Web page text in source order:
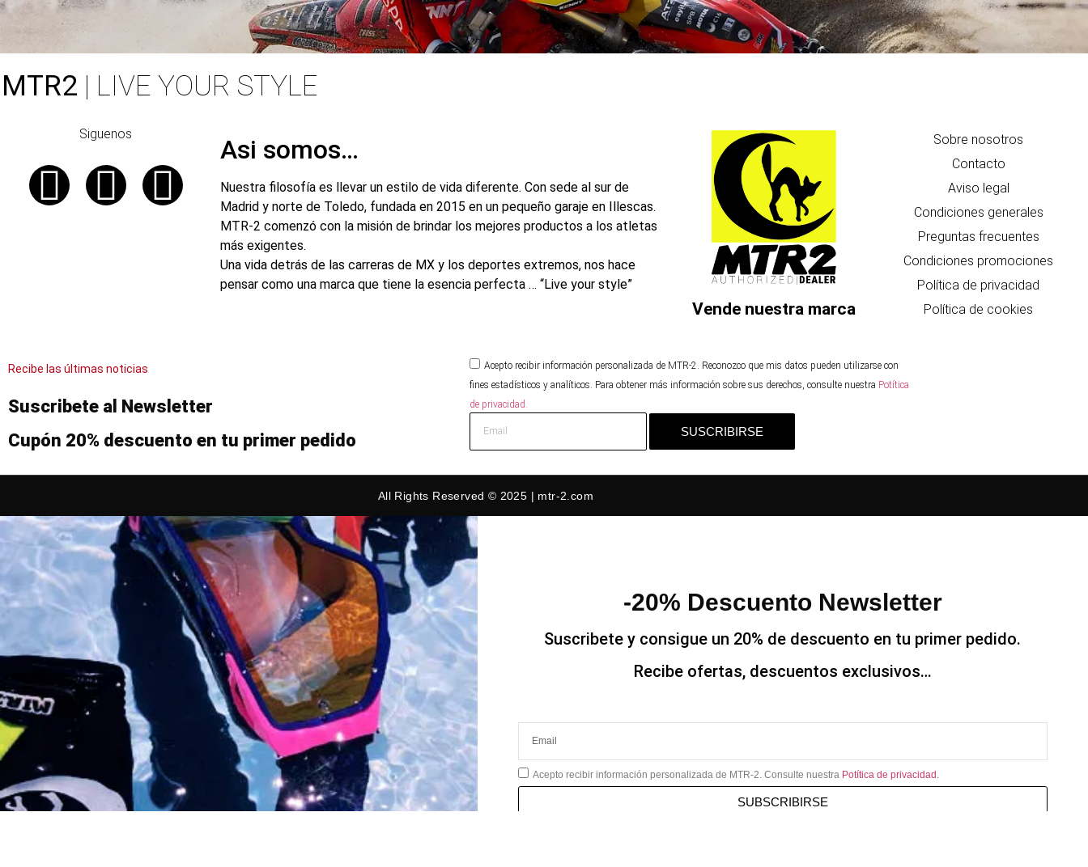
MTR2 | LIVE YOUR STYLE
Siguenos
Asi somos…
Nuestra filosofía es llevar un estilo de vida diferente. Con sede al sur de
Madrid y norte de Toledo, fundada en 2015 en un pequeño garaje en Illescas.
MTR-2 comenzó con la misión de brindar los mejores productos a los atletas
más exigentes.
Una vida detrás de las carreras de MX y los deportes extremos, nos hace
pensar como una marca que tiene la esencia perfecta … “Live your style”
Vende nuestra marca
Sobre nosotros
Contacto
Aviso legal
Condiciones generales
Preguntas frecuentes
Condiciones promociones
Política de privacidad
Política de cookies
Recibe las últimas noticias
Suscribete al Newsletter
Cupón 20% descuento en tu primer pedido
Acepto recibir información personalizada de MTR-2. Reconozco que mis datos pueden utilizarse con
fines estadísticos y analíticos. Para obtener más información sobre sus derechos, consulte nuestra Potítica
de privacidad.
SUSCRIBIRSE
All Rights Reserved © 2025 | mtr-2.com
-20% Descuento Newsletter
Suscribete y consigue un 20% de descuento en tu primer pedido.
Recibe ofertas, descuentos exclusivos…
Acepto recibir información personalizada de MTR-2. Consulte nuestra Potítica de privacidad.
SUBSCRIBIRSE